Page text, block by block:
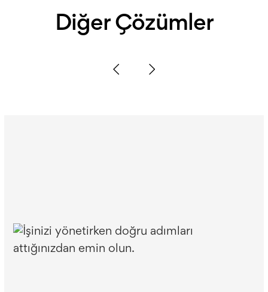
Diğer Çözümler